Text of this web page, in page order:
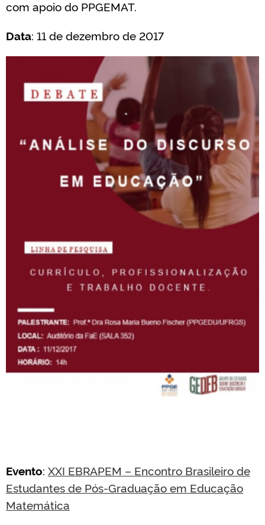
com apoio do PPGEMAT.
Data: 11 de dezembro de 2017
Evento: XXI EBRAPEM – Encontro Brasileiro de
Estudantes de Pós-Graduação em Educação
Matemática